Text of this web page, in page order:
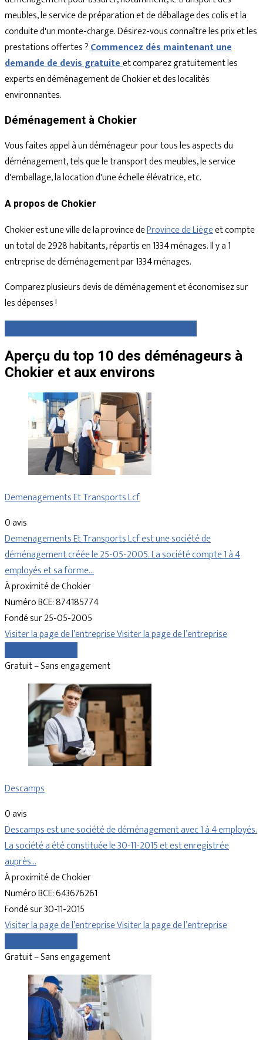
meubles, le service de préparation et de déballage des colis et la
conduite d'un monte-charge. Désirez-vous connaître les prix et les
prestations offertes ?Commencez dès maintenant une
demande de devis gratuiteet comparez gratuitement les
experts en déménagement de Chokier et des localités
environnantes.
Déménagement à Chokier
Vous faites appel à un déménageur pour tous les aspects du
déménagement, tels que le transport des meubles, le service
d'emballage, la location d'une échelle élévatrice, etc.
A propos de Chokier
Chokier est une ville de la province deProvince de Liègeet compte
un total de 2928 habitants, répartis en 1334 ménages. Il y a 1
entreprise de déménagement par 1334 ménages.
Comparez plusieurs devis de déménagement et économisez sur
les dépenses !
Aperçu du top 10 des déménageurs à
Chokier et aux environs
Demenagements Et Transports Lcf
0 avis
Demenagements Et Transports Lcf est une société de
déménagement créée le 25-05-2005. La société compte 1 à 4
employés et sa forme…
À proximité de Chokier
Numéro BCE: 874185774
Fondé sur 25-05-2005
Visiter la page de l’entrepriseVisiter la page de l’entreprise
Gratuit – Sans engagement
Descamps
0 avis
Descamps est une société de déménagement avec 1 à 4 employés.
La société a été constituée le 30-11-2015 et est enregistrée
auprès…
À proximité de Chokier
Numéro BCE: 643676261
Fondé sur 30-11-2015
Visiter la page de l’entrepriseVisiter la page de l’entreprise
Gratuit – Sans engagement